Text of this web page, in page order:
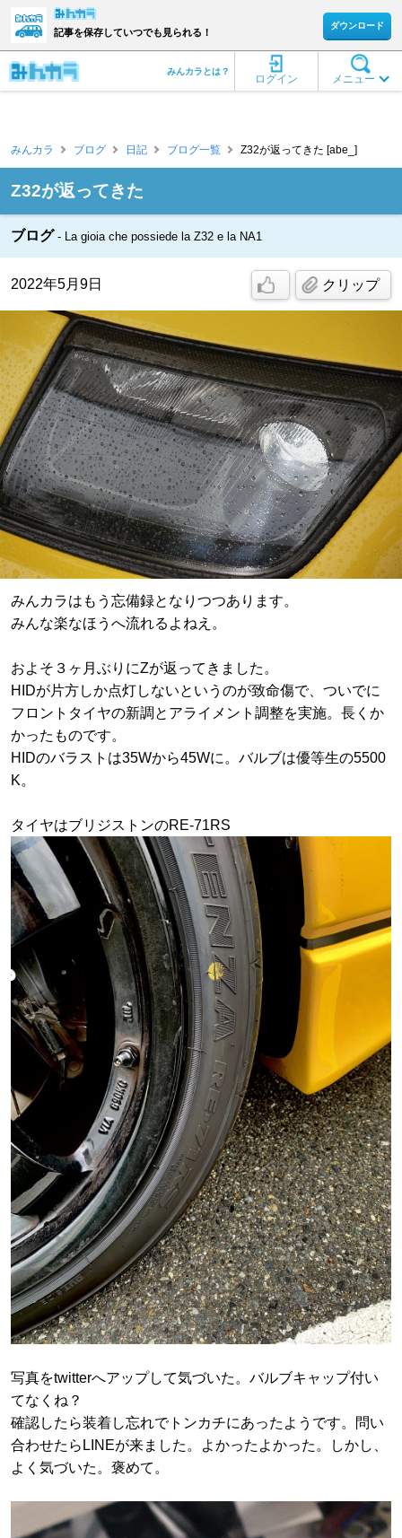
記事を保存していつでも見られる！
ダウンロード
メニュー
ログイン
みんカラとは？
みんカラ ブログ 日記 ブログ一覧 Z32が返ってきた [abe_]
Z32が返ってきた
ブログ La gioia che possiede la Z32 e la NA1
2022年5月9日 クリップ
みんカラはもう忘備録となりつつあります。
みんな楽なほうへ流れるよねえ。
およそ３ヶ月ぶりにZが返ってきました。
HIDが片方しか点灯しないというのが致命傷で、ついでに
フロントタイヤの新調とアライメント調整を実施。長くか
かったものです。
HIDのバラストは35Wから45Wに。バルブは優等生の5500
K。
タイヤはブリジストンのRE-71RS
写真をtwitterへアップして気づいた。バルブキャップ付い
てなくね？
確認したら装着し忘れでトンカチにあったようです。問い
合わせたらLINEが来ました。よかったよかった。しかし、
よく気づいた。褒めて。